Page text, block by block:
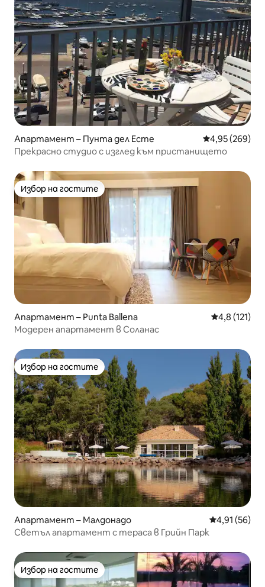
Апартамент – Пунта дел Есте Средна
4,95 (269)
Прекрасно студио с изглед към пристанището
Избор на гостите
Избор на гостите
Апартамент – Punta Ballena Средна
4,8 (121)
Модерен апартамент в Соланас
Избор на гостите
Избор на гостите
Апартамент – Малдонадо Средна
4,91 (56)
Светъл апартамент с тераса в Грийн Парк
Избор на гостите
Избор на гостите